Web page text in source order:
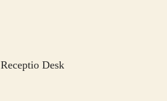
Receptio Desk